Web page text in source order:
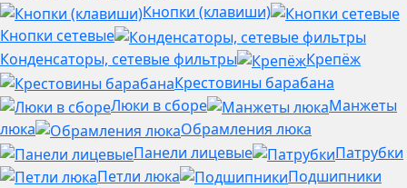
Кнопки (клавиши)
Кнопки сетевые
Конденсаторы, сетевые фильтры
Крепёж
Крестовины барабана
Люки в сборе
Манжеты
люка
Обрамления люка
Панели лицевые
Патрубки
Петли люка
Подшипники